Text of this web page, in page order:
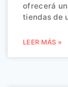
ofrecerá
tiendas de
LEER MÁS »